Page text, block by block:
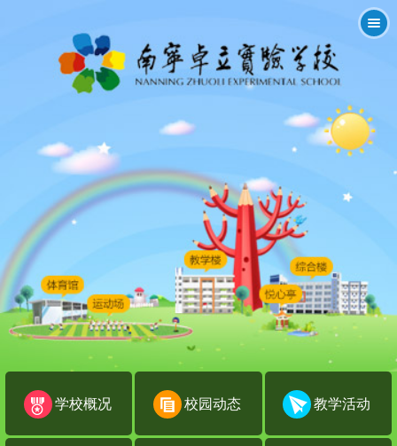
学校概况 校园动态 教学活动